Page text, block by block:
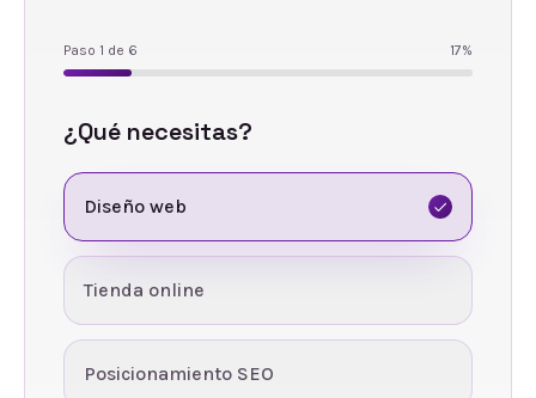
Paso 1 de 6 17%
¿Qué necesitas?
Diseño web
Tienda online
Posicionamiento SEO